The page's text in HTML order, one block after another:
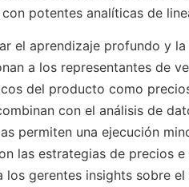
potentes analíticas de
el aprendizaje profundo y
a los representantes de
del producto como
con el análisis de
permiten una ejecución
las estrategias de precios
los gerentes insights sobre